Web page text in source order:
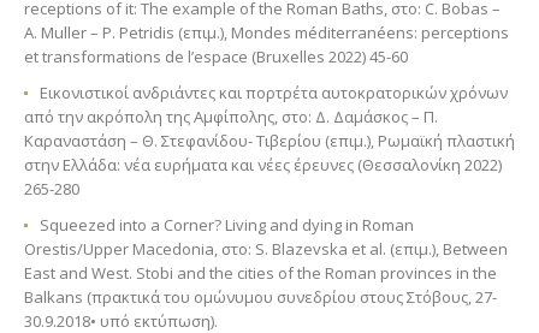
receptions of it: The example of the Roman Baths, στο: C. Bobas –
A. Muller – P. Petridis (επιμ.), Mondes méditerranéens: perceptions
et transformations de l’espace (Bruxelles 2022) 45-60
Eικονιστικοί ανδριάντες και πορτρέτα αυτοκρατoρικών χρόνων
από την ακρόπολη της Αμφίπολης, στο: Δ. Δαμάσκος – Π.
Καραναστάση – Θ. Στεφανίδου- Τιβερίου (επιμ.), Ρωμαϊκή πλαστική
στην Ελλάδα: νέα ευρήματα και νέες έρευνες (Θεσσαλονίκη 2022)
265-280
Squeezed into a Corner? Living and dying in Roman
Orestis/Upper Macedonia, στο: S. Blazevska et al. (επιμ.), Between
East and West. Stobi and the cities of the Roman provinces in the
Balkans (πρακτικά του ομώνυμου συνεδρίου στους Στόβους, 27-
30.9.2018• υπό εκτύπωση).